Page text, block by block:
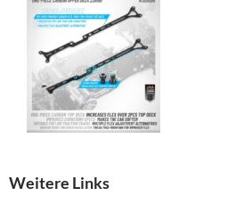
Weitere Links